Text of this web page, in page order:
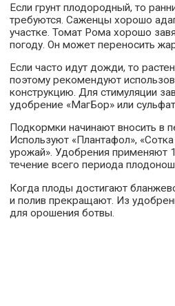
Если грунт плодородный, то
требуются. Саженцы хорошо
участке. Томат Рома хорошо
погоду. Он может переносить
Если часто идут дожди, то
поэтому рекомендуют
конструкцию. Для стимуляции
удобрение «МагБор» или
Подкормки начинают вносить в
Используют «Плантафол»,
урожай». Удобрения применяют
течение всего периода
Когда плоды достигают
и полив прекращают. Из
для орошения ботвы.